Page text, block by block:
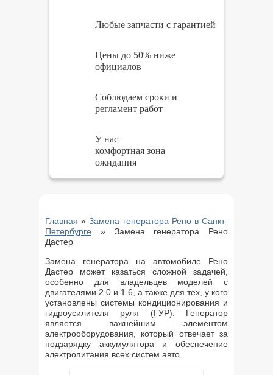
Любые запчасти с гарантией
Цены до 50% ниже
официалов
Соблюдаем сроки и
регламент работ
У нас
комфортная зона
ожидания
Главная »Замена генератора Рено в Санкт-
Петербурге » Замена генератора Рено
Дастер
Замена генератора на автомобиле Рено
Дастер может казаться сложной задачей,
особенно для владельцев моделей с
двигателями 2.0 и 1.6, а также для тех, у кого
установлены системы кондиционирования и
гидроусилителя руля (ГУР). Генератор
является важнейшим элементом
электрооборудования, который отвечает за
подзарядку аккумулятора и обеспечение
электропитания всех систем авто.